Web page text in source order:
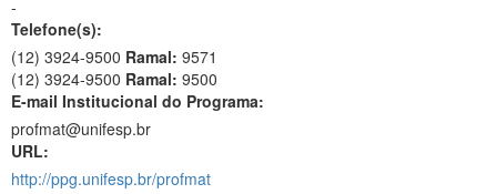
-
Telefone(s):
(12) 3924-9500 Ramal: 9571
(12) 3924-9500 Ramal: 9500
E-mail Institucional do Programa:
profmat@unifesp.br
URL:
http://ppg.unifesp.br/profmat